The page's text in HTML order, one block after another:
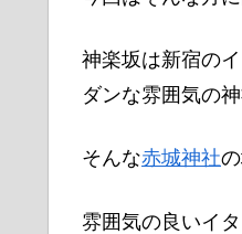
神楽坂は新宿の
ダンな雰囲気の神
そんな赤城神社
雰囲気の良いイ